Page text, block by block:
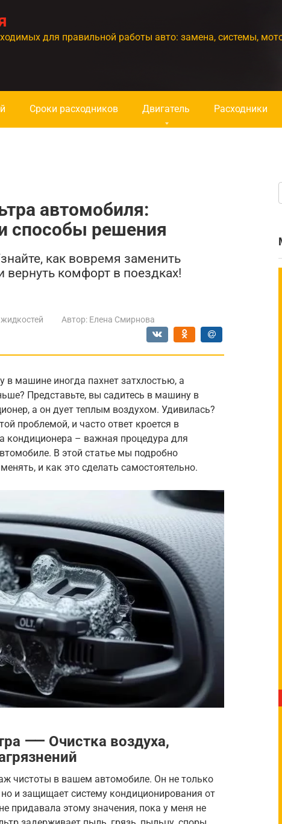
для правильной работы авто: замена, системы,
Сроки расходников Двигатель Расходники
автомобиля:
способы решения
как вовремя заменить
комфорт в поездках!
Автор: Елена Смирнова
машине иногда пахнет затхлостью, а
Представьте, вы садитесь в машину в
а он дует теплым воздухом. Удивилась?
проблемой, и часто ответ кроется в
кондиционера – важная процедура для
В этой статье мы подробно
и как это сделать самостоятельно.
⸺ Очистка воздуха,
чистоты в вашем автомобиле. Он не только
и защищает систему кондиционирования от
придавала этому значения, пока у меня не